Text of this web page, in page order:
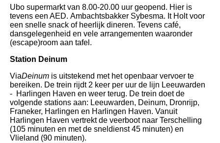
Ubo supermarkt van 8.00-20.00 uur geopend. Hier is
tevens een AED. Ambachtsbakker Sybesma. I t Holt voor
een snelle snack of heerlijk dineren. Tevens café,
dansgelegenheid en vele arrangementen waaronder
(escape)room aan tafel.
Station Deinum
ViaDeinum is uitstekend met het openbaar vervoer te
bereiken. De trein rijdt 2 keer per uur de lijn Leeuwarden
- Harlingen Haven en weer terug. De trein doet de
volgende stations aan: Leeuwarden, Deinum, Dronrijp,
Franeker, Harlingen en Harlingen Haven. Vanuit
Harlingen Haven vertrekt de veerboot naar Terschelling
(105 minuten en met de sneldienst 45 minuten) en
Vlieland (90 minuten).